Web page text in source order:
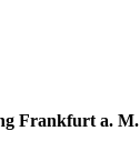
Frankfurt a. M.